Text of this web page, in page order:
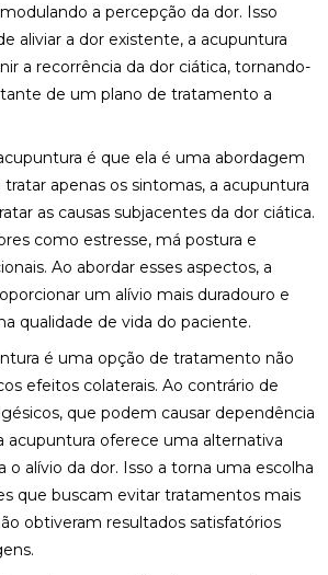
a percepção da dor. Isso
aliviar a dor existente, a acupuntura
a recorrência da dor ciática, tornando-
de um plano de tratamento a
é que ela é uma abordagem
apenas os sintomas, a acupuntura
as causas subjacentes da dor ciática.
como estresse, má postura e
Ao abordar esses aspectos, a
um alívio mais duradouro e
qualidade de vida do paciente.
é uma opção de tratamento não
efeitos colaterais. Ao contrário de
que podem causar dependência
acupuntura oferece uma alternativa
o alívio da dor. Isso a torna uma escolha
que buscam evitar tratamentos mais
obtiveram resultados satisfatórios
SEU CONFORTO
DE SAÚDE
E O QUE ESPERAR
CLÍNICA?
ACUPUNTURISTA: O QUE ESPERAR
SUAS DORES